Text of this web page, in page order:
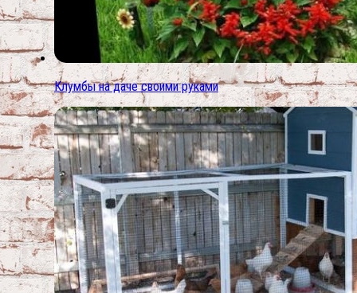
Клумбы на даче своими руками